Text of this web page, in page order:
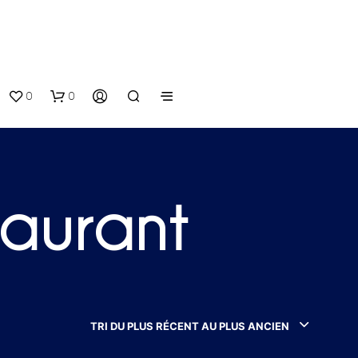
0 0
R
TRI DU PLUS RÉCENT AU PLUS ANCIEN